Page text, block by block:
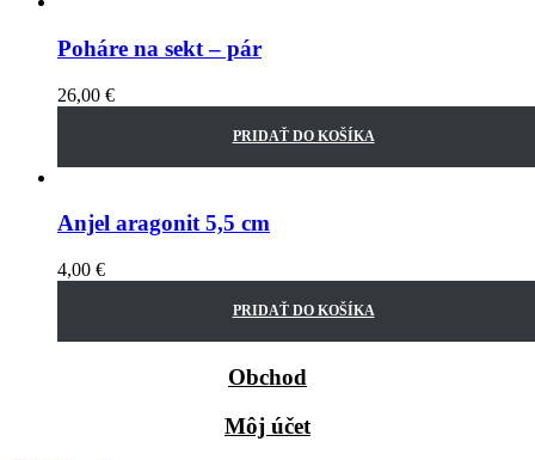
Poháre na sekt – pár
26,00 €
PRIDAŤ DO KOŠÍKA
Anjel aragonit 5,5 cm
4,00 €
PRIDAŤ DO KOŠÍKA
Obchod
Môj účet